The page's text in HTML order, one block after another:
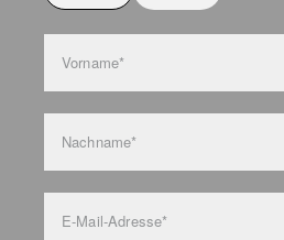
Vorname*
Nachname*
E-Mail-Adresse*